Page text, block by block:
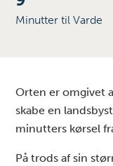
Minutter til Varde
Orten er omgivet
skabe en
minutters kørsel
På trods af sin